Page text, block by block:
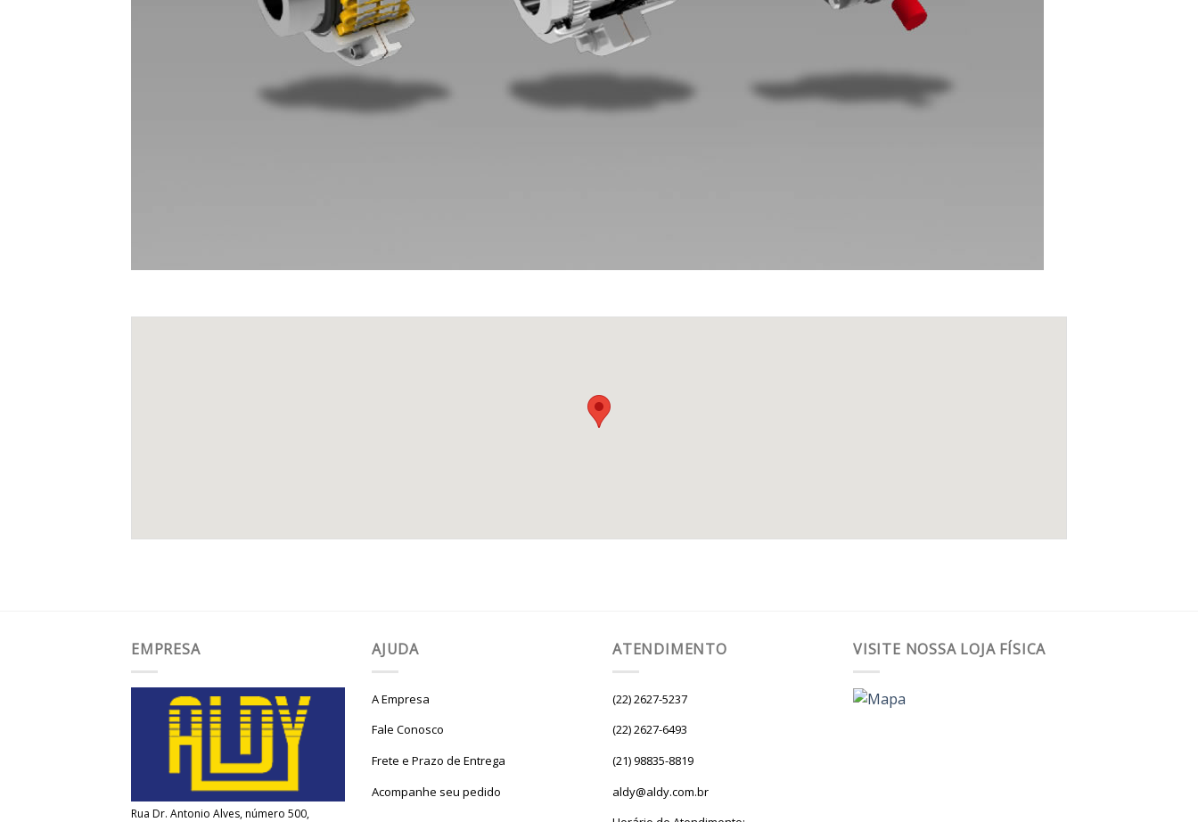
EMPRESA
Rua Dr. Antonio Alves, número 500,
AJUDA
A Empresa
Fale Conosco
Frete e Prazo de Entrega
Acompanhe seu pedido
ATENDIMENTO
(22) 2627-5237
(22) 2627-6493
(21) 98835-8819
aldy@aldy.com.br
VISITE NOSSA LOJA FÍSICA